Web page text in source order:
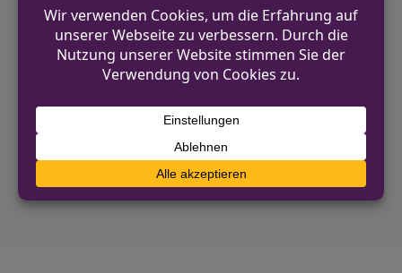
https://borken.polizei.nrw/
VORHERIGER BEITRAG
Ahaus: Unbekannte schlagen Seitenscheibe
eines Pkw ein